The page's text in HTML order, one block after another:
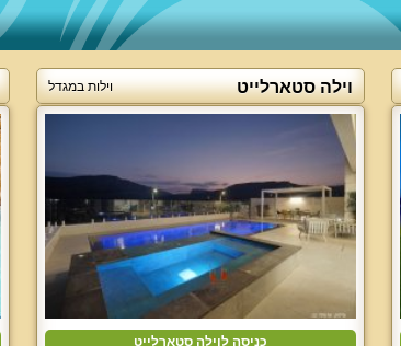
וילה סטארלייט וילות במגדל
כניסה לוילה סטארלייט